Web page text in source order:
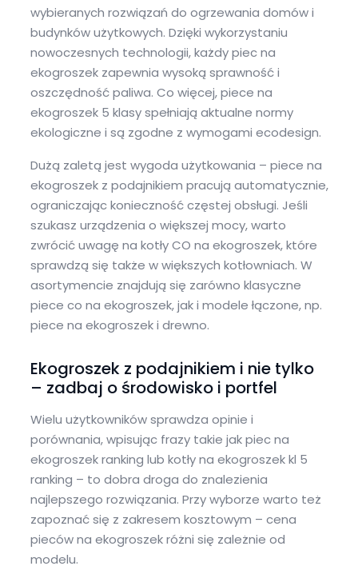
wybieranych rozwiązań do ogrzewania domów i
budynków użytkowych. Dzięki wykorzystaniu
nowoczesnych technologii, każdy piec na
ekogroszek zapewnia wysoką sprawność i
oszczędność paliwa. Co więcej, piece na
ekogroszek 5 klasy spełniają aktualne normy
ekologiczne i są zgodne z wymogami ecodesign.
Dużą zaletą jest wygoda użytkowania – piece na
ekogroszek z podajnikiem pracują automatycznie,
ograniczając konieczność częstej obsługi. Jeśli
szukasz urządzenia o większej mocy, warto
zwrócić uwagę na kotły CO na ekogroszek, które
sprawdzą się także w większych kotłowniach. W
asortymencie znajdują się zarówno klasyczne
piece co na ekogroszek, jak i modele łączone, np.
piece na ekogroszek i drewno.
Ekogroszek z podajnikiem i nie tylko
– zadbaj o środowisko i portfel
Wielu użytkowników sprawdza opinie i
porównania, wpisując frazy takie jak piec na
ekogroszek ranking lub kotły na ekogroszek kl 5
ranking – to dobra droga do znalezienia
najlepszego rozwiązania. Przy wyborze warto też
zapoznać się z zakresem kosztowym – cena
pieców na ekogroszek różni się zależnie od
modelu.